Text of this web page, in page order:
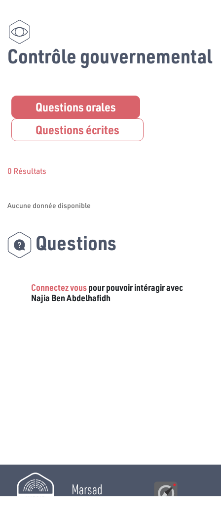
Contrôle gouvernemental
Questions orales
Questions écrites
0 Résultats
Aucune donnée disponible
Questions
Connectez vouspour pouvoir intéragir avec
Najia Ben Abdelhafidh
Marsad